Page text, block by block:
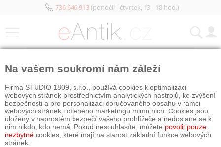
736 646 913(pondělí - čtvrtek, 13 - 18 hod.)
Na vašem soukromí nám záleží
Firma STUDIO 1809, s.r.o., používá cookies k optimalizaci
webových stránek prostřednictvím analytických nástrojů, ke zvýšení
bezpečnosti a pro personalizaci doručovaného obsahu v rámci
webových stránek i cíleného marketingu mimo nich. Cookies jsou
uloženy v naprostém bezpečí vašeho prohlížeče a nedostane se k
nim nikdo, kdo nemá. Pokud nesouhlasíte, můžete povolit pouze
nezbytné cookies, které mají na starost základní funkce webových
stránek.